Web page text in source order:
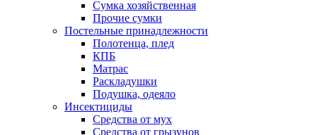
Сумка хозяйственная
Прочие сумки
Постельные принадлежности
Полотенца, плед
КПБ
Матрас
Раскладушки
Подушка, одеяло
Инсектициды
Средства от мух
Средства от грызунов